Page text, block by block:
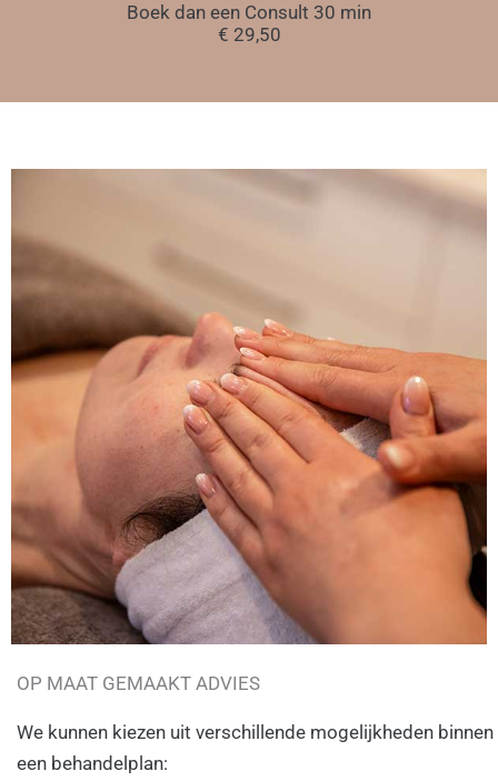
Boek dan een Consult 30 min
€ 29,50
OP MAAT GEMAAKT ADVIES
We kunnen kiezen uit verschillende mogelijkheden binnen
een behandelplan: